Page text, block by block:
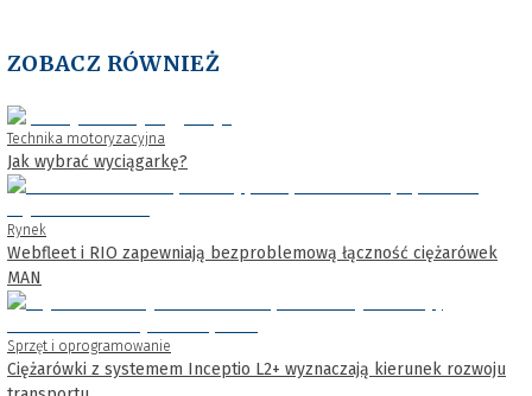
ZOBACZ RÓWNIEŻ
Technika motoryzacyjna
Jak wybrać wyciągarkę?
Rynek
Webfleet i RIO zapewniają bezproblemową łączność ciężarówek
MAN
Sprzęt i oprogramowanie
Ciężarówki z systemem Inceptio L2+ wyznaczają kierunek rozwoju